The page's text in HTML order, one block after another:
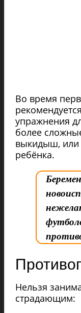
Во время
упражнения
более
выкидыш, или
ребёнка.
Нельзя
страдающим: